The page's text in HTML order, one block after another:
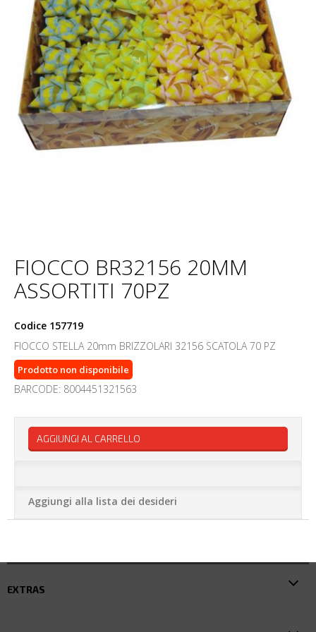
FIOCCO BR32156 20MM
ASSORTITI 70PZ
Codice 157719
FIOCCO STELLA 20mm BRIZZOLARI 32156 SCATOLA 70 PZ
Prodotto non disponibile
BARCODE: 8004451321563
AGGIUNGI AL CARRELLO
Aggiungi alla lista dei desideri
EXTRAS